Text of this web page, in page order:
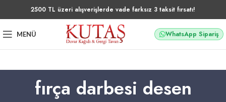
2500 TL üzeri alışverişlerde vade farksız 3 taksit fırsatı!
MENÜ WhatsApp Sipariş
fırça darbesi desen